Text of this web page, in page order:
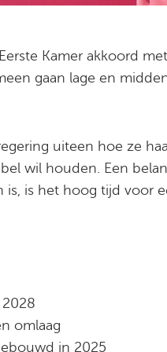
Kamer akkoord
gaan lage en
uiteen hoe ze
wil houden. Een
is het hoog tijd voor
2028
omlaag
in 2025